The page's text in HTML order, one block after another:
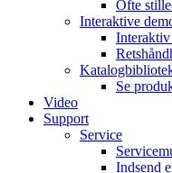
Ofte
Interaktive
Se
Video
Support
Service
Indsend